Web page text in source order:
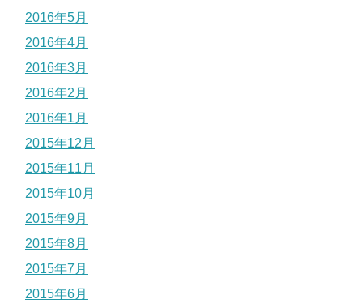
2016年5月
2016年4月
2016年3月
2016年2月
2016年1月
2015年12月
2015年11月
2015年10月
2015年9月
2015年8月
2015年7月
2015年6月